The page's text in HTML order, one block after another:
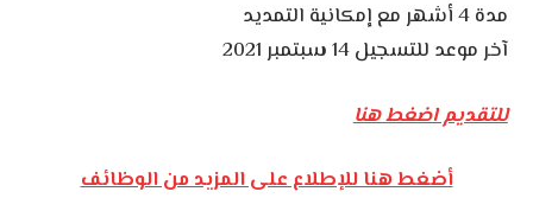
مدة 4 أشهر مع إمكانية التمديد
آخر موعد للتسجيل 14 سبتمبر 2021
للتقديم اضغط هنا
أضغط هنا للإطلاع على المزيد من الوظائف